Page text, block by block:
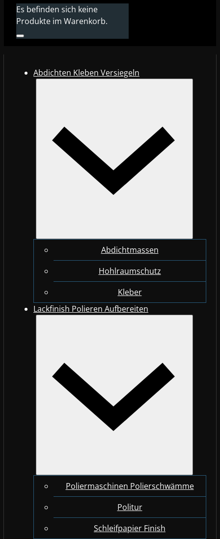
Es befinden sich keine
Produkte im Warenkorb.
Abdichten Kleben Versiegeln
Abdichtmassen
Hohlraumschutz
Kleber
Lackfinish Polieren Aufbereiten
Poliermaschinen Polierschwämme
Politur
Schleifpapier Finish